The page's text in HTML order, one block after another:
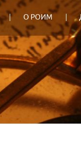
О РОИМ